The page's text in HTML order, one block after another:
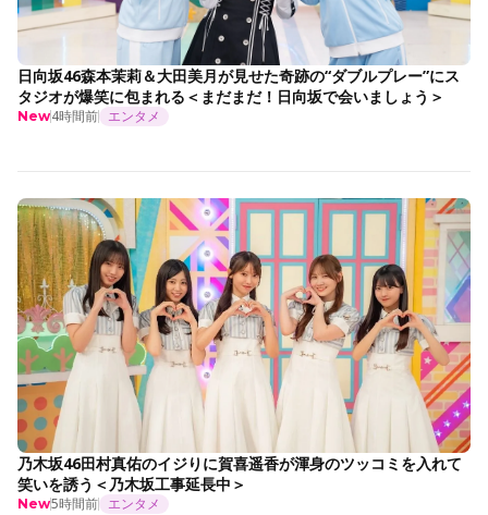
日向坂46森本茉莉＆大田美月が見せた奇跡の“ダブルプレー”にス
タジオが爆笑に包まれる＜まだまだ！日向坂で会いましょう＞
New4時間前 エンタメ
乃木坂46田村真佑のイジりに賀喜遥香が渾身のツッコミを入れて
笑いを誘う＜乃木坂工事延長中＞
New5時間前 エンタメ